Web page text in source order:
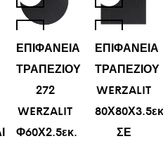
ΕΠΙΦΑΝΕΙΑ
ΤΡΑΠΕΖΙΟΥ
272
WERZALIT
Φ60Χ2.5εκ.
ΕΠΙΦΑΝΕΙΑ
ΤΡΑΠΕΖΙΟΥ
WERZALIT
ΣΕ